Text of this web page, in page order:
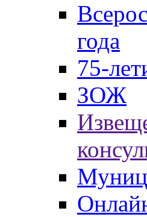
года
75-
ЗОЖ